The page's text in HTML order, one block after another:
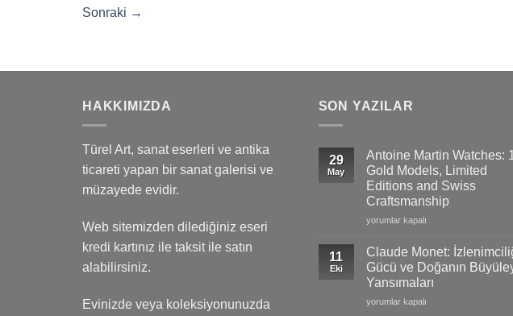
Sonraki →
HAKKIMIZDA
Türel Art, sanat eserleri ve antika
ticareti yapan bir sanat galerisi ve
müzayede evidir.
Web sitemizden dilediğiniz eseri
kredi kartınız ile taksit ile satın
alabilirsiniz.
Evinizde veya koleksiyonunuzda
SON YAZILAR
29
May
Antoine Martin Watches:
Gold Models, Limited
Editions and Swiss
Craftsmanship
Antoine
Watches:
18k
Gold
Models,
Limited
yorumlar kapalı
11
Eki
Claude Monet:
Gücü ve Doğanın
Yansımaları
Claude
yorumlar kapalı